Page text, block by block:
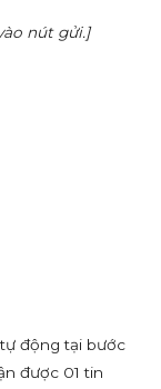
nút gửi.]
động tại bước
được 01 tin